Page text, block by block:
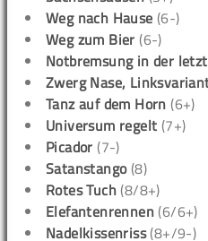
Weg nach Hause (6-)
Weg zum Bier (6-)
Notbremsung in der
Zwerg Nase,
Tanz auf dem Horn (6+)
Universum regelt (7+)
Picador (7-)
Satanstango(8)
Rotes Tuch (8/8+)
Elefantenrennen (6/6+)
Nadelkissenriss(8+/9-)